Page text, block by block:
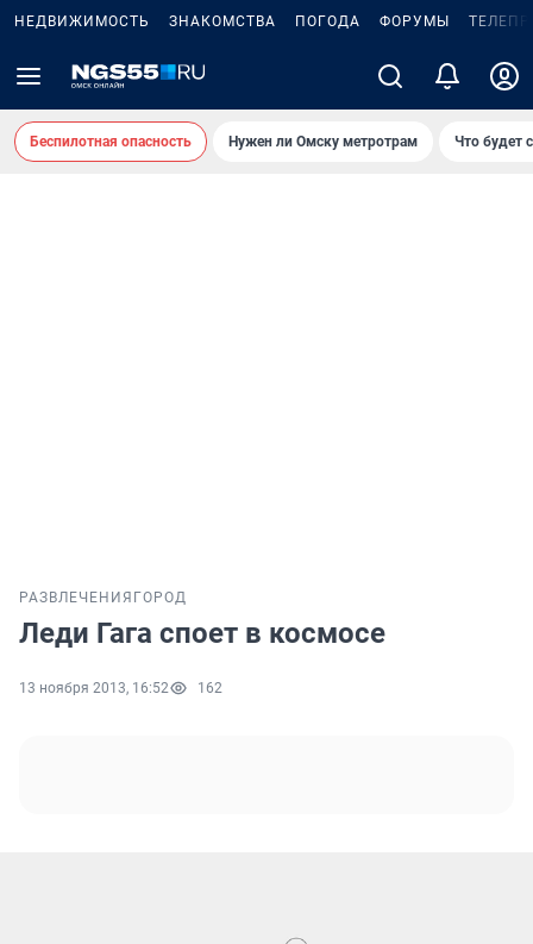
НЕДВИЖИМОСТЬ ЗНАКОМСТВА ПОГОДА ФОРУМЫ
Беспилотная опасность Нужен ли Омску метротрам Что будет
РАЗВЛЕЧЕНИЯ ГОРОД
Леди Гага споет в космосе
13 ноября 2013, 16:52 162